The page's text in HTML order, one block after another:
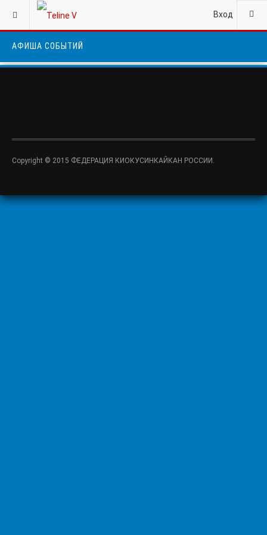
Вход
АФИША СОБЫТИЙ
ALL EVENTS
Copyright © 2015 ФЕДЕРАЦИЯ КИОКУСИНКАЙКАН РОССИИ.